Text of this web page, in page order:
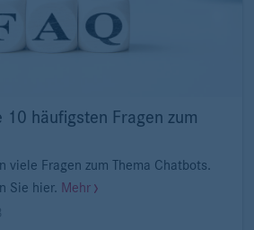
10 häufigsten Fragen zum
viele Fragen zum Thema Chatbots.
Sie hier. Mehr